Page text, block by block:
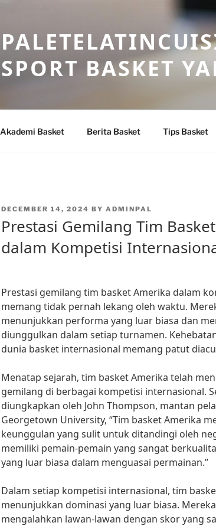
SPORT BASKET
Akademi Basket Berita Basket Tips Basket
POSTED
DECEMBER 14, 2024 BY ADMINPAL
Prestasi Gemilang Tim
dalam Kompetisi
Prestasi gemilang tim basket Amerika dalam
memang tidak pernah lekang oleh waktu.
menunjukkan performa yang luar biasa dan
diunggulkan dalam setiap turnamen.
dunia basket internasional memang patut
Menatap sejarah, tim basket Amerika telah
gemilang di berbagai kompetisi internasional.
diungkapkan oleh John Thompson, mantan
Georgetown University, “Tim basket Amerika
keunggulan yang sulit untuk ditandingi oleh
memiliki pemain-pemain yang sangat
yang luar biasa dalam menguasai permainan.”
Dalam setiap kompetisi internasional, tim
menunjukkan dominasi yang luar biasa.
mengalahkan lawan-lawan dengan skor yang